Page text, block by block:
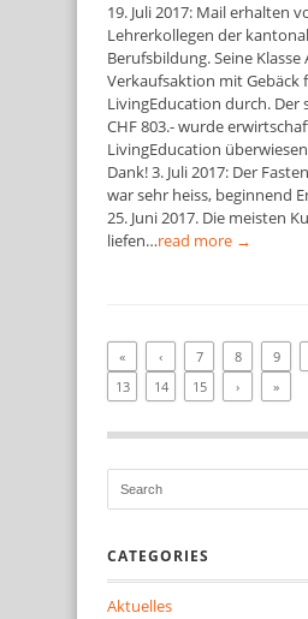
19. Juli 2017: Mail erhalten
Lehrerkollegen der
Berufsbildung. Seine
Verkaufsaktion mit Gebäck
LivingEducation durch. Der
CHF 803.- wurde
LivingEducation
Dank! 3. Juli 2017: Der
war sehr heiss, beginnend
25. Juni 2017. Die meisten
liefen…read more →
« ‹ 7 8 9
13
14 15 › »
CATEGORIES
Aktuelles